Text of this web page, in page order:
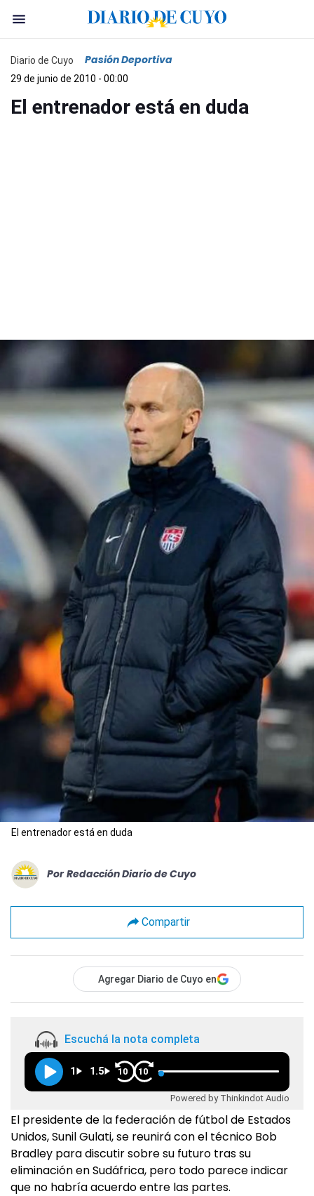
Diario de Cuyo Pasión Deportiva
29 de junio de 2010 - 00:00
El entrenador está en duda
El entrenador está en duda
Por Redacción Diario de Cuyo
Compartir
Agregar Diario de Cuyo en
Escuchá la nota completa
1 1.5 10 10
Powered by Thinkindot Audio
El presidente de la federación de fútbol de Estados
Unidos, Sunil Gulati, se reunirá con el técnico Bob
Bradley para discutir sobre su futuro tras su
eliminación en Sudáfrica, pero todo parece indicar
que no habría acuerdo entre las partes.